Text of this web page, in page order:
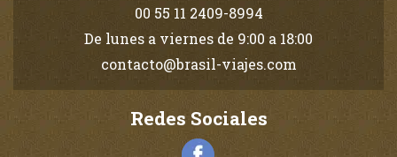
00 55 11 2409-8994
De lunes a viernes de 9:00 a 18:00
contacto@brasil-viajes.com
Redes Sociales